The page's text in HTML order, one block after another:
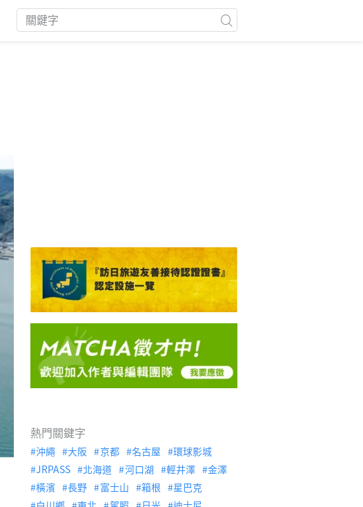
熱門關鍵字
沖繩 大阪 京都 名古屋
環球影城
JRPASS
北海道 河口湖 輕井澤
金澤
橫濱
長野 富士山 箱根
星巴克